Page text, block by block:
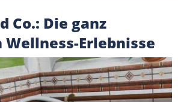
Co.: Die ganz
Wellness-Erlebnisse